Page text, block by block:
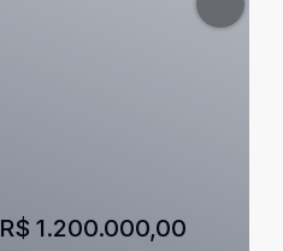
R$ 1.200.000,00